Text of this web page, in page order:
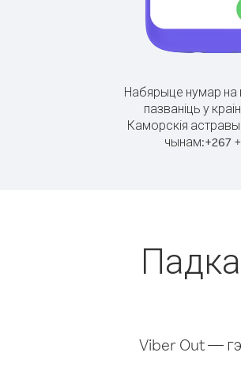
Набярыце нумар на
пазваніць у
Каморскія
чынам:+267 +
Viber Out —